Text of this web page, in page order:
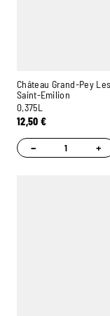
Château Grand-Pey
Saint-Emilion
0,375L
12,50€
− +